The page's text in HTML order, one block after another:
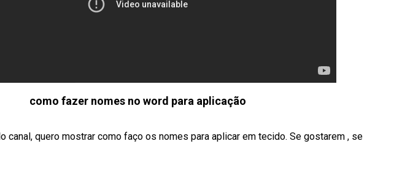
como fazer nomes no word para aplicação
canal, quero mostrar como faço os nomes para aplicar em tecido. Se gostarem , se